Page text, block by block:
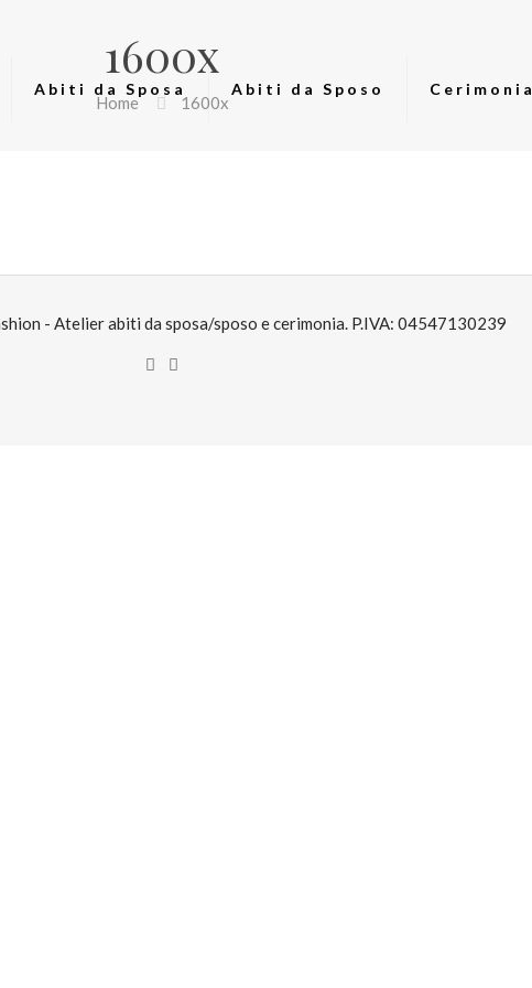
Abiti da Sposa Abiti da Sposo Cerimonia
1600x
Home 1600x
- Atelier abiti da sposa/sposo e cerimonia. P.IVA: 04547130239